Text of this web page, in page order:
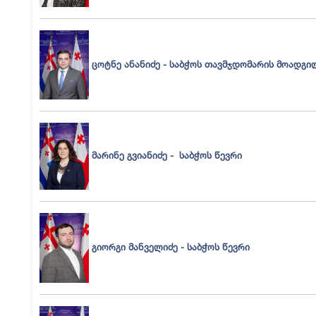
ცოტნე ანანიძე - საბჭოს თავმჯდომარის
მარინე გვიანიძე - საბჭოს წევრი
გიორგი მანველიძე - საბჭოს წევრი